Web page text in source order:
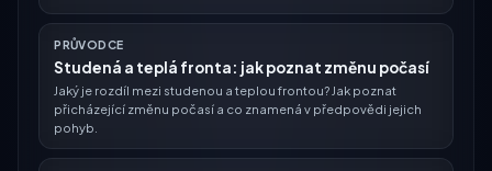
PRŮVODCE
Studená a teplá fronta: jak poznat změnu počasí
Jaký je rozdíl mezi studenou a teplou frontou? Jak poznat
přicházející změnu počasí a co znamená v předpovědi jejich
pohyb.